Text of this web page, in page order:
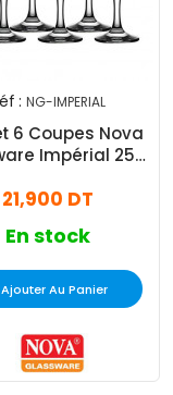
: NG-IMPERIAL
6 Coupes Nova
Impérial 25Cl
21,900 DT
En stock
Ajouter Au Panier